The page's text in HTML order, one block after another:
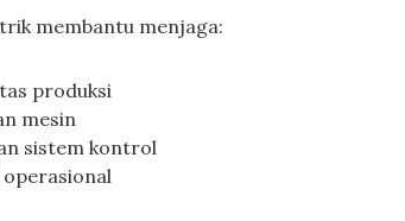
membantu menjaga:
produksi
mesin
sistem kontrol
operasional